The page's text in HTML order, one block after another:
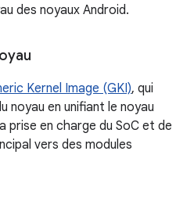
des noyaux Android.
Kernel Image (GKI), qui
noyau en unifiant le noyau
prise en charge du SoC et de
vers des modules